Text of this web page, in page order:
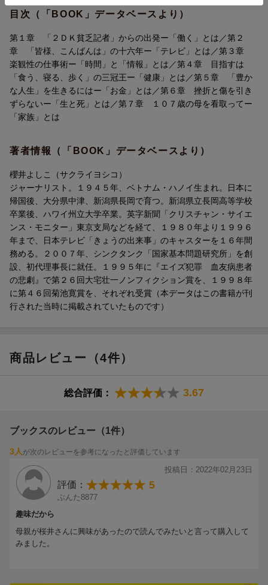
波乱万丈の半生をもとに、「仕事とは」「家族とは」「お金と
は」「健康とは」「死とは」……誰もが避けられない人生の難問
について語ったベストセラー。12年半にわたる介護を経て、107
歳の母を看取った後に増補改訂した完全版。
櫻井よしこ（さくらい よしこ）
ジャーナリスト。1945年、ベトナム・ハノイ生まれ。日本に帰国
後、大分県中津、新潟県長岡で育つ。新潟県立長岡高等学校卒業
後、ハワイ州立大学卒業。英字新聞「クリスチャン・サイエン
年、シンクタンク「国家基本問題研究所」を創設、初代理事長に
一ノンフィクション賞を、1998年に第46回菊池寛賞を、それぞれ
受賞。
目次（「BOOK」データベースより）
第１章 「２ＤＫ貧乏記者」からの出発ー「働く」とは／第２
章 「皆様、こんばんは」の十六年ー「テレビ」とは／第３章
楽観性の仕事術ー「時間」と「情報」とは／第４章 目指すは
「食う、寝る、歩く」の三冠王ー「健康」とは／第５章 「豊か
な人生」を生きるにはー「お金」とは／第６章 挫折と傷を引き
ずらないー「生と死」とは／第７章 １０７歳の母を看取ってー
「家族」とは
著者情報（「BOOK」データベースより）
櫻井よしこ（サクライヨシコ）
ジャーナリスト。１９４５年、ベトナム・ハノイ生まれ。日本に
帰国後、大分県中津、新潟県長岡で育つ。新潟県立長岡高等学校
卒業後、ハワイ州立大学卒業。英字新聞「クリスチャン・サイエ
ンス・モニター」東京支局などを経て、１９８０年より１９９６
年まで、日本テレビ「きょうの出来事」のキャスターを１６年間
務める。２００７年、シンクタンク「国家基本問題研究所」を創
設、初代理事長に就任。１９９５年に『エイズ犯罪 血友病患者
の悲劇』で第２６回大宅壮一ノンフィクション賞を、１９９８年
に第４６回菊池寛賞を、それぞれ受賞（本データはこの書籍が刊
行された当時に掲載されていたものです）
商品レビュー（4件）
総合評価： 3.67
ブックスのレビュー（1件）
3人 が次のレビューを参考になったと評価しています
投稿日：2022年02月23日
評価： 5
ぶんた8877
趣味だから
母親が桜井さんに興味があったので読んでみたいと言って購入して
みました。